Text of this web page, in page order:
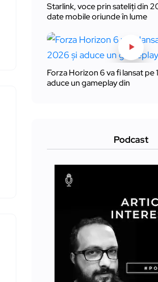
Starlink, voce prin sateliți din
date mobile oriunde în lume
Forza Horizon 6 va fi lansat pe
aduce un gameplay din
Podcast